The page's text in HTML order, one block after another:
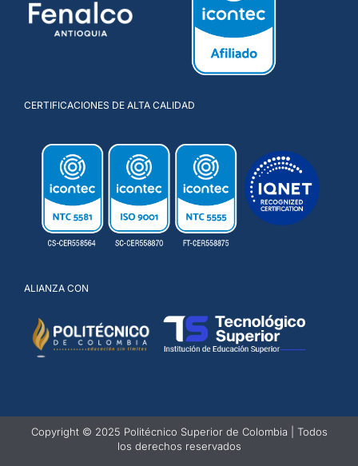
CERTIFICACIONES DE ALTA CALIDAD
ALIANZA CON
Copyright © 2025 Politécnico Superior de Colombia | Todos
los derechos reservados